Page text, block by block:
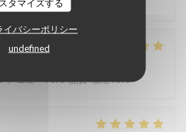
イバシーポリシー
undefined
メニュー:5/5 品質-価格:5/5